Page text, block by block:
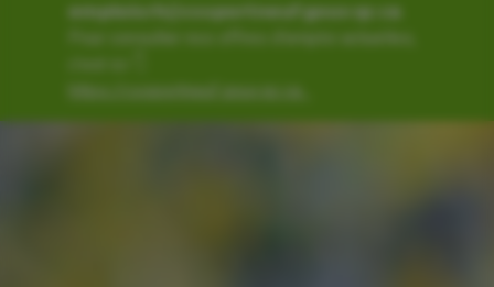
𝗲𝗺𝗽𝗹𝗼𝗶𝘀𝗿𝗵@𝗰𝘀𝘀𝗽𝗼𝗿𝘁𝗻𝗲𝘂𝗳.𝗴𝗼𝘂𝘃.𝗾𝗰.𝗰𝗮.
https://cssportneuf.gouv.qc.ca...